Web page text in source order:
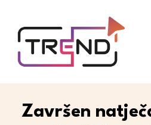
Završen